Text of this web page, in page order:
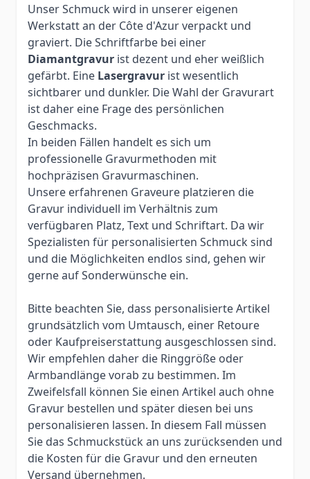
Unser Schmuck wird in unserer eigenen
Werkstatt an der Côte d'Azur verpackt und
graviert. Die Schriftfarbe bei einer
Diamantgravur ist dezent und eher weißlich
gefärbt. Eine Lasergravur ist wesentlich
sichtbarer und dunkler. Die Wahl der Gravurart
ist daher eine Frage des persönlichen
Geschmacks.
In beiden Fällen handelt es sich um
professionelle Gravurmethoden mit
hochpräzisen Gravurmaschinen.
Unsere erfahrenen Graveure platzieren die
Gravur individuell im Verhältnis zum
verfügbaren Platz, Text und Schriftart. Da wir
Spezialisten für personalisierten Schmuck sind
und die Möglichkeiten endlos sind, gehen wir
gerne auf Sonderwünsche ein.
Bitte beachten Sie, dass personalisierte Artikel
grundsätzlich vom Umtausch, einer Retoure
oder Kaufpreiserstattung ausgeschlossen sind.
Wir empfehlen daher die Ringgröße oder
Armbandlänge vorab zu bestimmen. Im
Zweifelsfall können Sie einen Artikel auch ohne
Gravur bestellen und später diesen bei uns
personalisieren lassen. In diesem Fall müssen
Sie das Schmuckstück an uns zurücksenden und
die Kosten für die Gravur und den erneuten
Versand übernehmen.